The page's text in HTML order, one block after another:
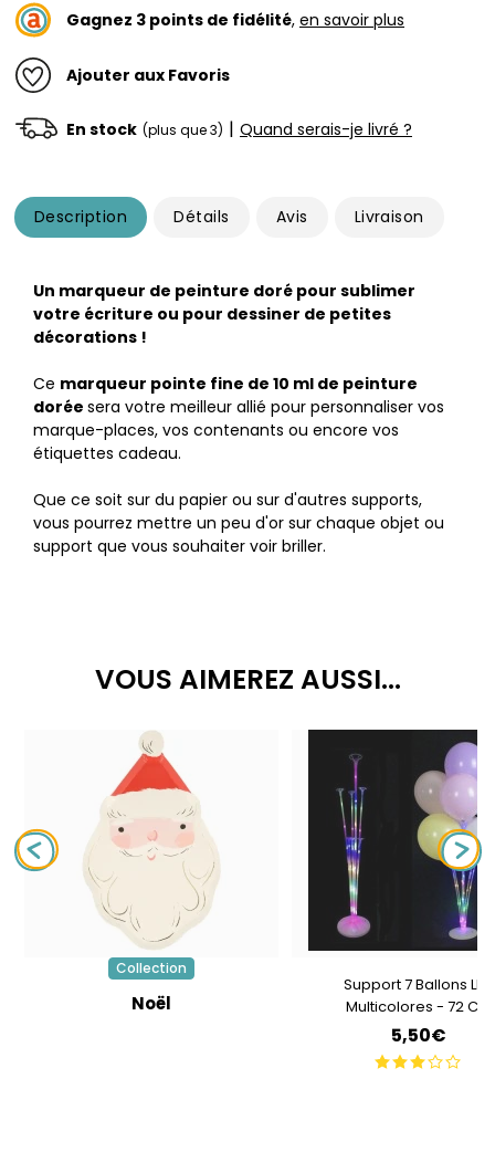
Gagnez 3 points de fidélité, en savoir plus
Ajouter aux Favoris
En stock (plus que 3) | Quand serais-je livré ?
Description Détails Avis Livraison
Un marqueur de peinture doré pour sublimer
votre écriture ou pour dessiner de petites
décorations !
Ce marqueur pointe fine de 10 ml de peinture
dorée sera votre meilleur allié pour personnaliser vos
marque-places, vos contenants ou encore vos
étiquettes cadeau.
Que ce soit sur du papier ou sur d'autres supports,
vous pourrez mettre un peu d'or sur chaque objet ou
support que vous souhaiter voir briller.
VOUS AIMEREZ AUSSI...
Collection
Noël
Support 7 Ballons LED
Multicolores - 72 Cm
5,50€